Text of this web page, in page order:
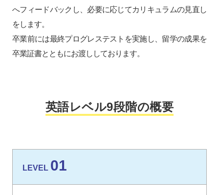
へフィードバックし、必要に応じてカリキュラムの見直し
をします。
卒業前には最終プログレステストを実施し、留学の成果を
卒業証書とともにお渡ししております。
英語レベル9段階の概要
LEVEL 01